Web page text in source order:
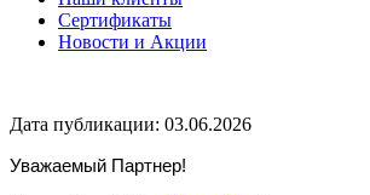
Сертификаты
Новости и Акции
Дата публикации: 03.06.2026
Уважаемый Партнер!